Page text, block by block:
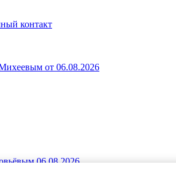
контакт
от 06.08.2026
06.08.2026